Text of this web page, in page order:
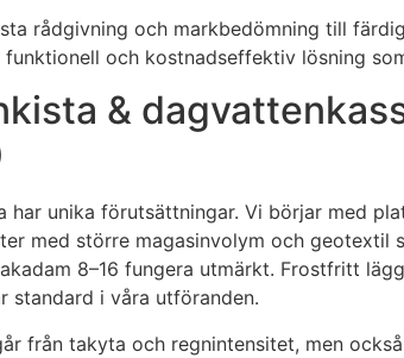
rådgivning och markbedömning till
och kostnadseffektiv lösning
&
har unika förutsättningar. Vi börjar med
med större magasinvolym och geotextil
8–16 fungera utmärkt. Frostfritt
standard i våra utföranden.
från takyta och regnintensitet, men